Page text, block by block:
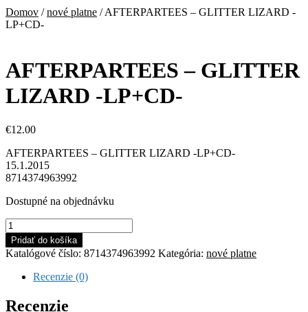
Domov /nové platne /AFTERPARTEES – GLITTER LIZARD -
LP+CD-
AFTERPARTEES – GLITTER
LIZARD -LP+CD-
€12.00
AFTERPARTEES – GLITTER LIZARD -LP+CD-
15.1.2015
8714374963992
Dostupné na objednávku
množstvo
AFTERPARTEES
-
GLITTER
LIZARD
LP+CD-
Pridať do košíka
Katalógové číslo: 8714374963992 Kategória: nové platne
Recenzie (0)
Recenzie